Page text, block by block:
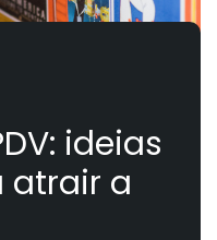
ideias
atrair a